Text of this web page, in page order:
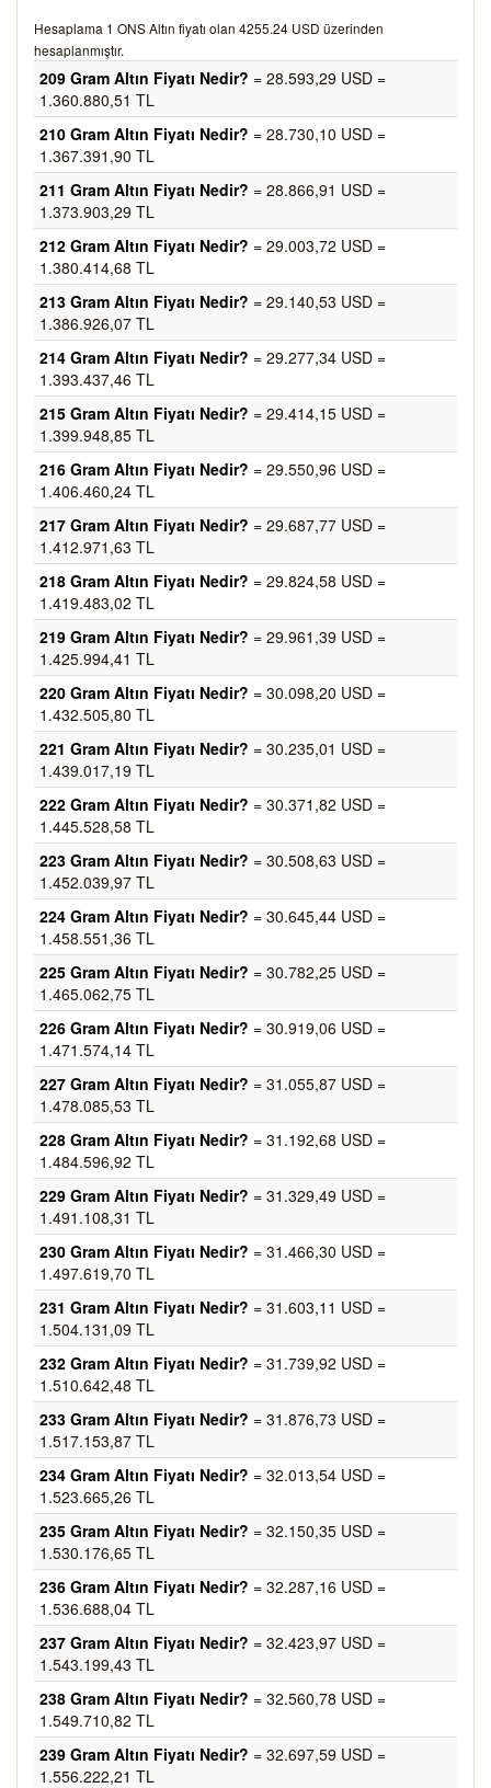
Hesaplama 1 ONS Altın fiyatı olan 4255.24 USD üzerinden
hesaplanmıştır.
209 Gram Altın Fiyatı Nedir? = 28.593,29 USD =
1.360.880,51 TL
210 Gram Altın Fiyatı Nedir? = 28.730,10 USD =
1.367.391,90 TL
211 Gram Altın Fiyatı Nedir? = 28.866,91 USD =
1.373.903,29 TL
212 Gram Altın Fiyatı Nedir? = 29.003,72 USD =
1.380.414,68 TL
213 Gram Altın Fiyatı Nedir? = 29.140,53 USD =
1.386.926,07 TL
214 Gram Altın Fiyatı Nedir? = 29.277,34 USD =
1.393.437,46 TL
215 Gram Altın Fiyatı Nedir? = 29.414,15 USD =
1.399.948,85 TL
216 Gram Altın Fiyatı Nedir? = 29.550,96 USD =
1.406.460,24 TL
217 Gram Altın Fiyatı Nedir? = 29.687,77 USD =
1.412.971,63 TL
218 Gram Altın Fiyatı Nedir? = 29.824,58 USD =
1.419.483,02 TL
219 Gram Altın Fiyatı Nedir? = 29.961,39 USD =
1.425.994,41 TL
220 Gram Altın Fiyatı Nedir? = 30.098,20 USD =
1.432.505,80 TL
221 Gram Altın Fiyatı Nedir? = 30.235,01 USD =
1.439.017,19 TL
222 Gram Altın Fiyatı Nedir? = 30.371,82 USD =
1.445.528,58 TL
223 Gram Altın Fiyatı Nedir? = 30.508,63 USD =
1.452.039,97 TL
224 Gram Altın Fiyatı Nedir? = 30.645,44 USD =
1.458.551,36 TL
225 Gram Altın Fiyatı Nedir? = 30.782,25 USD =
1.465.062,75 TL
226 Gram Altın Fiyatı Nedir? = 30.919,06 USD =
1.471.574,14 TL
227 Gram Altın Fiyatı Nedir? = 31.055,87 USD =
1.478.085,53 TL
228 Gram Altın Fiyatı Nedir? = 31.192,68 USD =
1.484.596,92 TL
229 Gram Altın Fiyatı Nedir? = 31.329,49 USD =
1.491.108,31 TL
230 Gram Altın Fiyatı Nedir? = 31.466,30 USD =
1.497.619,70 TL
231 Gram Altın Fiyatı Nedir? = 31.603,11 USD =
1.504.131,09 TL
232 Gram Altın Fiyatı Nedir? = 31.739,92 USD =
1.510.642,48 TL
233 Gram Altın Fiyatı Nedir? = 31.876,73 USD =
1.517.153,87 TL
234 Gram Altın Fiyatı Nedir? = 32.013,54 USD =
1.523.665,26 TL
235 Gram Altın Fiyatı Nedir? = 32.150,35 USD =
1.530.176,65 TL
236 Gram Altın Fiyatı Nedir? = 32.287,16 USD =
1.536.688,04 TL
237 Gram Altın Fiyatı Nedir? = 32.423,97 USD =
1.543.199,43 TL
238 Gram Altın Fiyatı Nedir? = 32.560,78 USD =
1.549.710,82 TL
239 Gram Altın Fiyatı Nedir? = 32.697,59 USD =
1.556.222,21 TL